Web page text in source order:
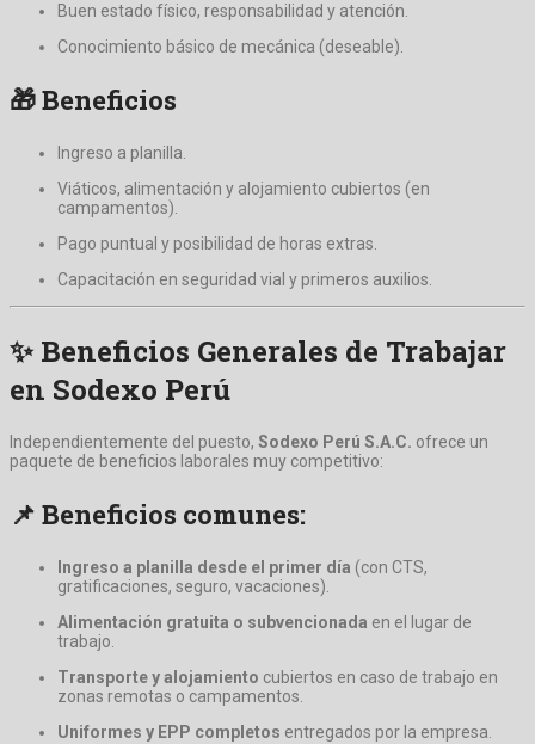
Buen estado físico, responsabilidad y atención.
Conocimiento básico de mecánica (deseable).
🎁 Beneficios
Ingreso a planilla.
Viáticos, alimentación y alojamiento cubiertos (en
campamentos).
Pago puntual y posibilidad de horas extras.
Capacitación en seguridad vial y primeros auxilios.
✨ Beneficios Generales de Trabajar
en Sodexo Perú
Independientemente del puesto, Sodexo Perú S.A.C. ofrece un
paquete de beneficios laborales muy competitivo:
📌 Beneficios comunes:
Ingreso a planilla desde el primer día (con CTS,
gratificaciones, seguro, vacaciones).
Alimentación gratuita o subvencionada en el lugar de
trabajo.
Transporte y alojamiento cubiertos en caso de trabajo en
zonas remotas o campamentos.
Uniformes y EPP completos entregados por la empresa.